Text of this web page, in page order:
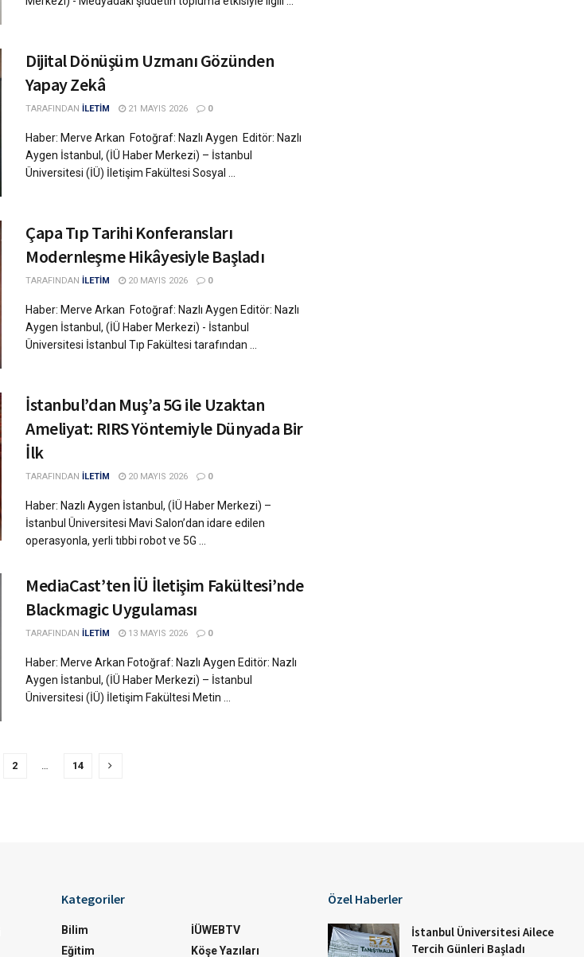
Dijital Dönüşüm Uzmanı Gözünden
Yapay Zekâ
TARAFINDAN İLETİM 21 MAYIS 2026 0
Haber: Merve Arkan Fotoğraf: Nazlı Aygen Editör: Nazlı
Aygen İstanbul, (İÜ Haber Merkezi) – İstanbul
Üniversitesi (İÜ) İletişim Fakültesi Sosyal ...
Çapa Tıp Tarihi Konferansları
Modernleşme Hikâyesiyle Başladı
TARAFINDAN İLETİM 20 MAYIS 2026 0
Haber: Merve Arkan Fotoğraf: Nazlı Aygen Editör: Nazlı
Aygen İstanbul, (İÜ Haber Merkezi) - İstanbul
Üniversitesi İstanbul Tıp Fakültesi tarafından ...
İstanbul’dan Muş’a 5G ile Uzaktan
Ameliyat: RIRS Yöntemiyle Dünyada Bir
İlk
TARAFINDAN İLETİM 20 MAYIS 2026 0
Haber: Nazlı Aygen İstanbul, (İÜ Haber Merkezi) –
İstanbul Üniversitesi Mavi Salon’dan idare edilen
operasyonla, yerli tıbbi robot ve 5G ...
MediaCast’ten İÜ İletişim Fakültesi’nde
Blackmagic Uygulaması
TARAFINDAN İLETİM 13 MAYIS 2026 0
Haber: Merve Arkan Fotoğraf: Nazlı Aygen Editör: Nazlı
Aygen İstanbul, (İÜ Haber Merkezi) – İstanbul
Üniversitesi (İÜ) İletişim Fakültesi Metin ...
2 … 14
Kategoriler
Bilim
Eğitim
İÜWEBTV
Köşe Yazıları
Özel Haberler
İstanbul Üniversitesi Ailece
Tercih Günleri Başladı